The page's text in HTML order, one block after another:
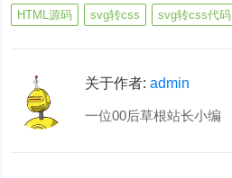
HTML源码 svg转css svg转css代码
关于作者:admin
一位00后草根站长小编